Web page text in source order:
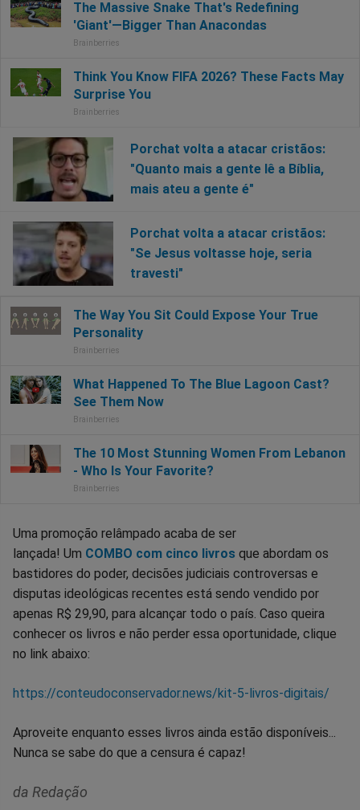
Porchat volta a atacar cristãos:
"Quanto mais a gente lê a Bíblia,
mais ateu a gente é"
Porchat volta a atacar cristãos:
"Se Jesus voltasse hoje, seria
travesti"
Uma promoção relâmpado acaba de ser
lançada! Um COMBO com cinco livros que abordam os
bastidores do poder, decisões judiciais controversas e
disputas ideológicas recentes está sendo vendido por
apenas R$ 29,90, para alcançar todo o país. Caso queira
conhecer os livros e não perder essa oportunidade, clique
no link abaixo:
https://conteudoconservador.news/kit-5-livros-digitais/
Aproveite enquanto esses livros ainda estão disponíveis...
Nunca se sabe do que a censura é capaz!
da Redação